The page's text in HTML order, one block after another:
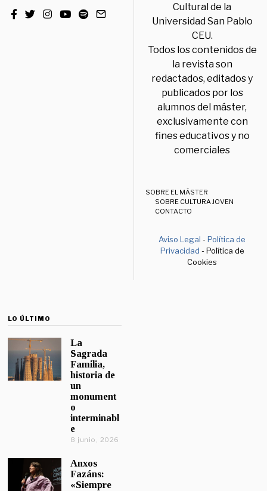
Cultural de la
Universidad San Pablo
CEU.
Todos los contenidos de
la revista son
redactados, editados y
publicados por los
alumnos del máster,
exclusivamente con
fines educativos y no
comerciales
SOBRE EL MÁSTER
SOBRE CULTURA JOVEN
CONTACTO
Aviso Legal -Política de
Privacidad - Política de
Cookies
LO ÚLTIMO
La
Sagrada
Familia,
historia de
un
monument
o
interminabl
e
8 junio, 2026
Anxos
Fazáns:
«Siempre